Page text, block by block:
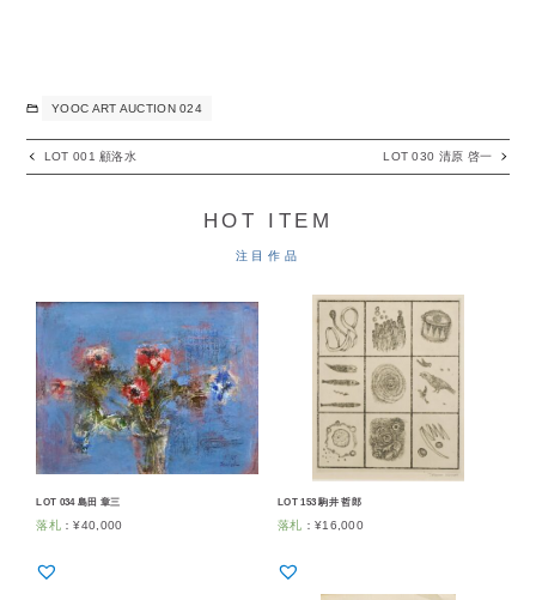
YOOC ART AUCTION 024
LOT 001 顧洛水 LOT 030 清原 啓一
HOT ITEM
注目作品
LOT 034 島田 章三
落札 ：¥40,000
LOT 153 駒井 哲郎
落札 ： ¥16,000